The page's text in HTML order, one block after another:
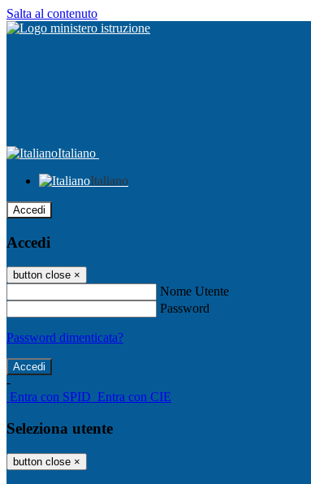
Salta al contenuto
Italiano
Italiano
Accedi
Accedi
button close ×
Nome Utente
Password
Password dimenticata?
-
Entra con SPID Entra con CIE
Seleziona utente
button close ×